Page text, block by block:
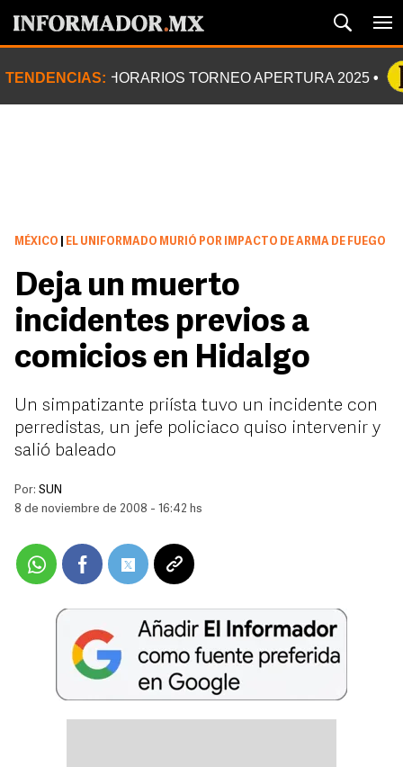
TENDENCIAS: HORARIOS TORNEO APERTURA 2025
MÉXICO EL UNIFORMADO MURIÓ POR IMPACTO DE ARMA DE FUEGO
Deja un muerto
incidentes previos a
comicios en Hidalgo
Un simpatizante priísta tuvo un incidente con
perredistas, un jefe policiaco quiso intervenir y
salió baleado
Por: SUN
8 de noviembre de 2008 - 16:42 hs